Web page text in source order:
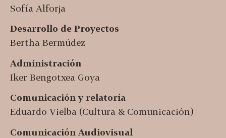
Sofía Alforja
Desarrollo de Proyectos
Bertha Bermúdez
Administración
Iker Bengotxea Goya
Comunicación y relatoría
Eduardo Vielba (Cultura & Comunicación)
Comunicación Audiovisual